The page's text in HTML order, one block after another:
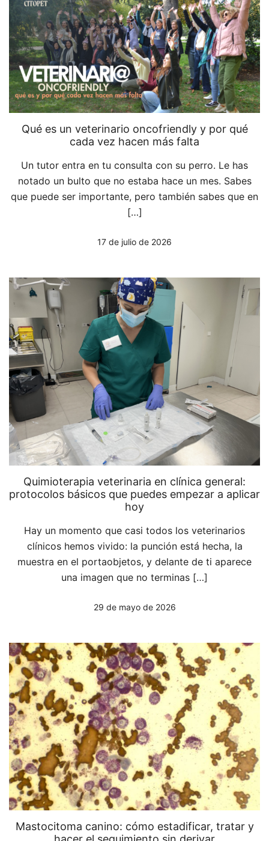
Qué es un veterinario oncofriendly y por qué
cada vez hacen más falta
Un tutor entra en tu consulta con su perro. Le has
notado un bulto que no estaba hace un mes. Sabes
que puede ser importante, pero también sabes que en
[…]
17 de julio de 2026
Quimioterapia veterinaria en clínica general:
protocolos básicos que puedes empezar a aplicar
hoy
Hay un momento que casi todos los veterinarios
clínicos hemos vivido: la punción está hecha, la
muestra en el portaobjetos, y delante de ti aparece
una imagen que no terminas […]
29 de mayo de 2026
Mastocitoma canino: cómo estadificar, tratar y